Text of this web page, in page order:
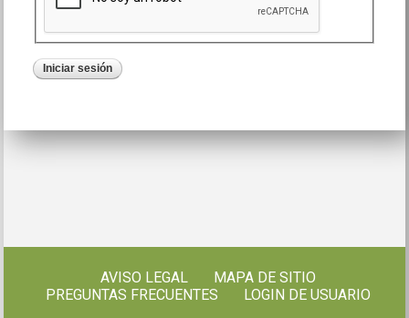
AVISO LEGAL
MAPA DE SITIO
PREGUNTAS FRECUENTES
LOGIN DE USUARIO